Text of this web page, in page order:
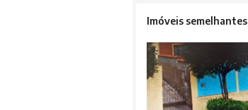
Imóveis semelhantes